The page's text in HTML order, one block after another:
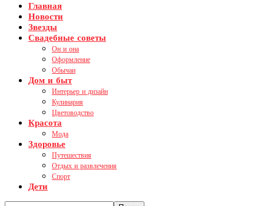
Главная
Новости
Звезды
Свадебные советы
Он и она
Оформление
Обычаи
Дом и быт
Интерьер и дизайн
Кулинария
Цветоводство
Красота
Мода
Здоровье
Путешествия
Отдых и развлечения
Спорт
Дети